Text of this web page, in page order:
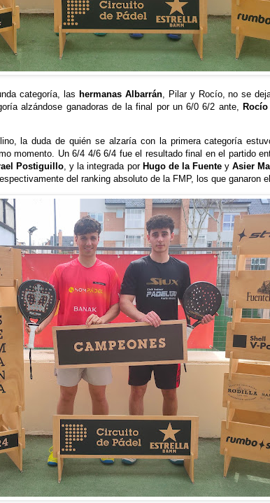
categoría, las hermanas Albarrán, Pilar y Rocío, no se
alzándose ganadoras de la final por un 6/0 6/2 ante,
la duda de quién se alzaría con la primera categoría
momento. Un 6/4 4/6 6/4 fue el resultado final en el partido
Postiguillo, y la integrada por Hugo de la Fuentey Asier
del ranking absoluto de la FMP, los que ganaron